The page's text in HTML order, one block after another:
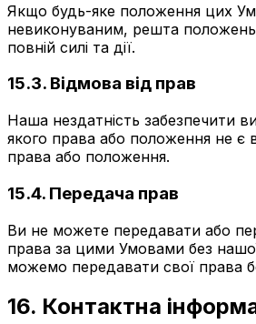
Якщо будь-яке положення цих
невиконуваним, решта
повній силі та дії.
15.3. Відмова від прав
Наша нездатність забезпечити
якого права або положення не є
права або положення.
15.4. Передача прав
Ви не можете передавати або
права за цими Умовами без
можемо передавати свої права
16. Контактна